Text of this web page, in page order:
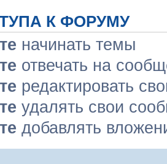
К ФОРУМУ
начинать темы
отвечать на
редактировать
удалять свои
добавлять